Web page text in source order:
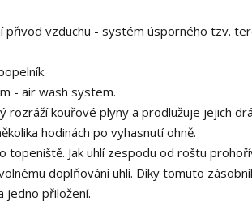
vzduchu - systém úsporného tzv.
- air wash system.
kouřové plyny a prodlužuje jejich
hodinách po vyhasnutí ohně.
topeniště. Jak uhlí zespodu od roštu
doplňování uhlí. Díky tomuto
jedno přiložení.